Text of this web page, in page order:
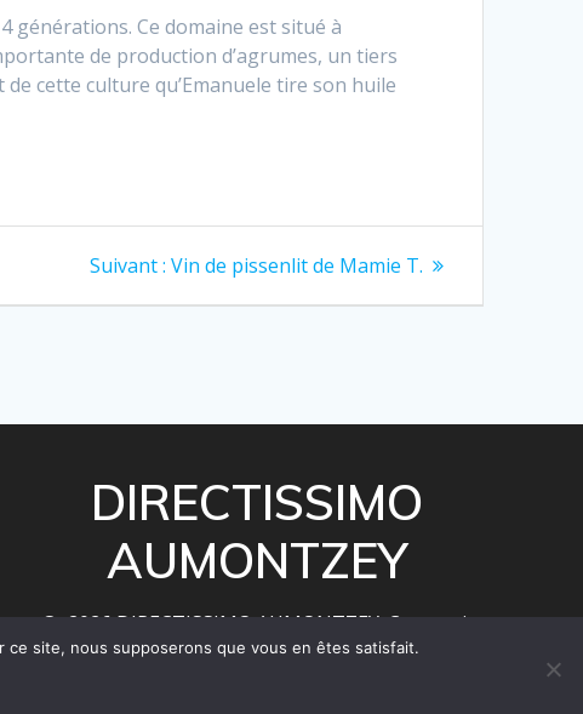
générations. Ce domaine est situé à
de production d’agrumes, un tiers
de cette culture qu’Emanuele tire son huile
Suivant : Article
Vin de pissenlit de Mamie T.
DIRECTISSIMO
AUMONTZEY
© 2026 DIRECTISSIMO AUMONTZEY. Construit
avec WordPress et lethème Mesmerize
site, nous supposerons que vous en êtes satisfait.